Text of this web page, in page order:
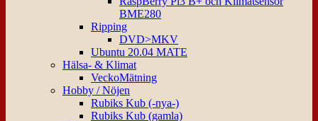
BME280
Ripping
DVD>MKV
Ubuntu 20.04 MATE
Hälsa- & Klimat
VeckoMätning
Hobby / Nöjen
Rubiks Kub (-nya-)
Rubiks Kub (gamla)